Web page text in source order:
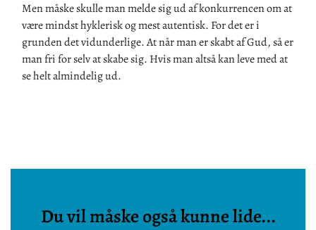
Men måske skulle man melde sig ud af konkurrencen om at
være mindst hyklerisk og mest autentisk. For det er i
grunden det vidunderlige. At når man er skabt af Gud, så er
man fri for selv at skabe sig. Hvis man altså kan leve med at
se helt almindelig ud.
Du vil måske også kunne lide...